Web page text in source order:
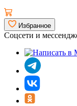
Избранное
Соцсети и